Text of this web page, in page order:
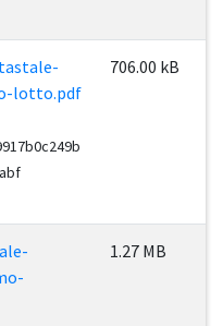
lotto.pdf
706.00 kB
1.27 MB